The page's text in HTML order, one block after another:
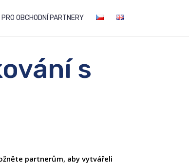
PRO OBCHODNÍ PARTNERY
s
partnerům, aby vytvářeli